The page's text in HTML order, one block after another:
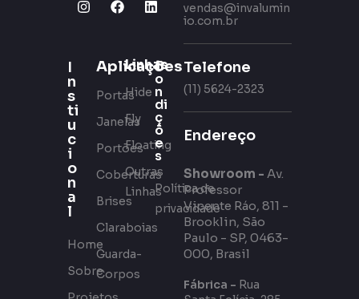
I
n
s
ti
u
c
i
o
n
a
l
Home
Sobre
Aplicações
Portas
Janelas
Portões
Coberturas
Brises
Claraboias
Guarda-
Corpos
Linhas
Hide
Fly
Floating
Outras
Linhas
C
o
n
di
ç
õ
e
s
Política de
privacidade
vendas@invalumin
io.com.br
Telefone
(11) 5624-2323
Endereço
Showroom - Av.
Professor
Vicente Ráo, 811 -
Brooklin, São
Paulo - SP, 0463-
000, Brasil
Fábrica - Rua